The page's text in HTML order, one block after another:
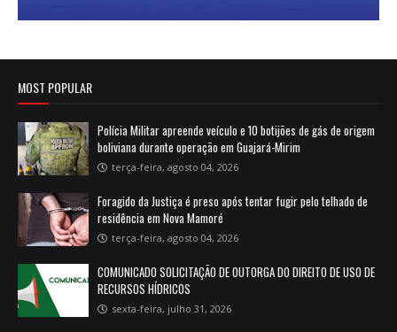
MOST POPULAR
Polícia Militar apreende veículo e 10 botijões de gás de origem
boliviana durante operação em Guajará-Mirim
terça-feira, agosto 04, 2026
Foragido da Justiça é preso após tentar fugir pelo telhado de
residência em Nova Mamoré
terça-feira, agosto 04, 2026
COMUNICADO SOLICITAÇÃO DE OUTORGA DO DIREITO DE USO DE
RECURSOS HÍDRICOS
sexta-feira, julho 31, 2026